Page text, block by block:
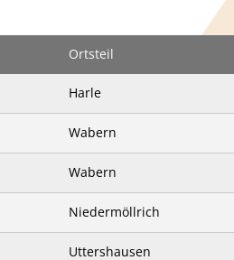
Ortsteil
Harle
Wabern
Wabern
Niedermöllrich
Uttershausen